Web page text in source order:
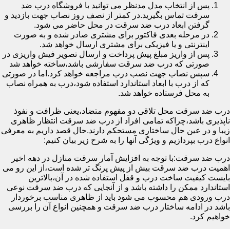
پس از انتخاب مدل مدنظر می توانید با فروشگاه درب ضد
سرقت تماس بگیرید.در کمتر از نصف روز نصاب جهت بازدید و
گرفتن ابعاد درب ضد سرقت در محل حاضر می شود.
در مرحله بعدی فاکتور برای مشتری صادر شده و به صورت
اینترنتی و یا فیزیکی برای مشتری ارسال خواهد شد.
پس از واریز مبلغ پیش پرداخت و ارسال تصویر فیش واریزی در
صورتی که درب ضد سرقت سفارشی باشد،ساخته خواهد شد
سپس نصاب جهت نصب درب مراجعه خواهد کرد.اما در صورتی
که از درب با ابعاد استاندارد استفاده شود،درب به همراه نصاب
به محل فرستاده خواهد شد.
درب ضد سرقت محل تلاقی دو مفهوم متضاد،یعنی ظرافت و نفوذ
ناپذیری باشد،چراکه تمامی افراد از درب ضد سرقت انتظار ظاهری
زیبا و در عین حال ساختاری مستحکم دارند.حال قصد داریم به معرفی
انواع درب بپردازیم و ویژگی آنها را به شرح زیر بیان کنیم:
درب ضد سرقت:با توجه به افزایش آمار سرقت منازل در دهه اخیر
اهمیت درب ضد سرقت بیش از پیش پرنگ تر شده است،از این رو می
بایست کیفیت ساخت درب و قفل استفاده شده در آن،بالاترین
استاندارد ممکن را داشته باشد و از آنجایی که درب ضد سرقت نوعی
درب ورودی هم محسوب می شود باید از ظاهری مناسب برخوردار
باشد در ادامه ساختار درب ضد سرقت و همچنین انواع آن را بررسی
خواهیم کرد.